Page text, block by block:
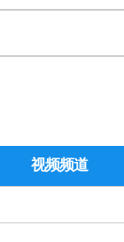
视频频道